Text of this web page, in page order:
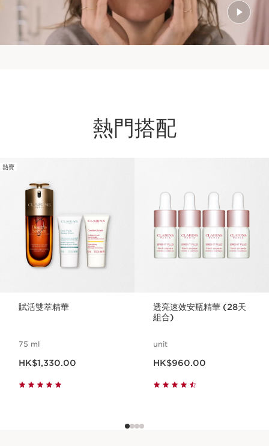
熱門搭配
熱賣
賦活雙萃精華
75 ml
HK$1,330.00
透亮速效安瓶精華 (28天
組合)
unit
HK$960.00